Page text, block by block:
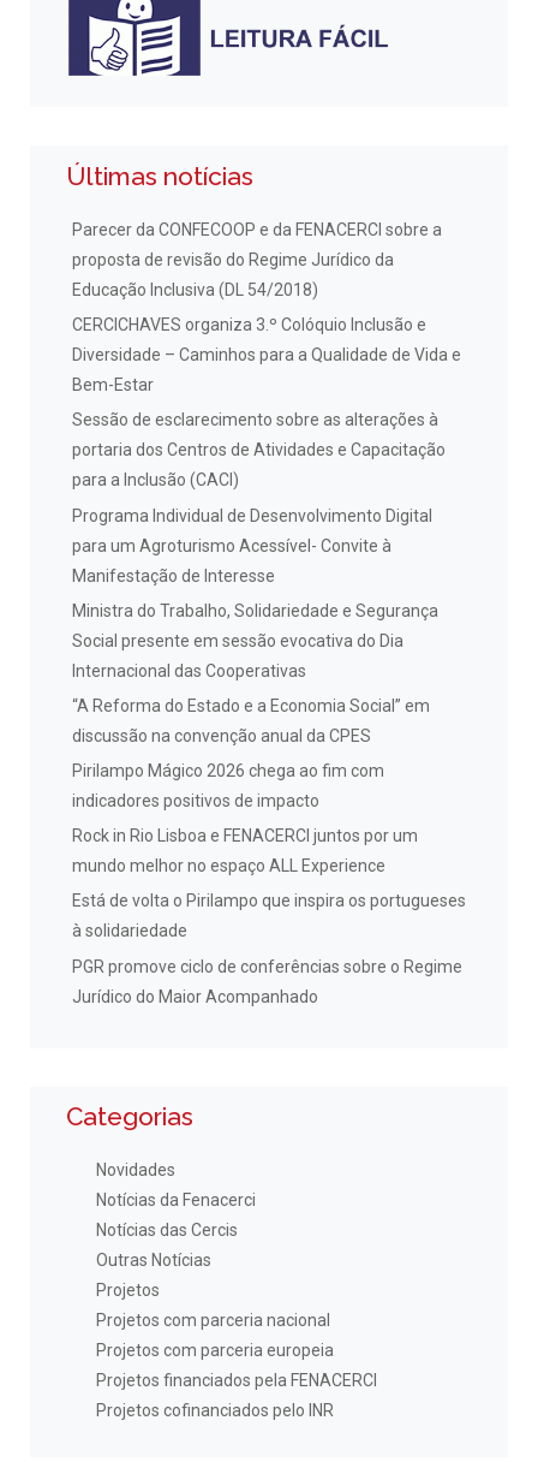
Últimas notícias
Parecer da CONFECOOP e da FENACERCI sobre a
proposta de revisão do Regime Jurídico da
Educação Inclusiva (DL 54/2018)
CERCICHAVES organiza 3.º Colóquio Inclusão e
Diversidade – Caminhos para a Qualidade de Vida e
Bem-Estar
Sessão de esclarecimento sobre as alterações à
portaria dos Centros de Atividades e Capacitação
para a Inclusão (CACI)
Programa Individual de Desenvolvimento Digital
para um Agroturismo Acessível- Convite à
Manifestação de Interesse
Ministra do Trabalho, Solidariedade e Segurança
Social presente em sessão evocativa do Dia
Internacional das Cooperativas
“A Reforma do Estado e a Economia Social” em
discussão na convenção anual da CPES
Pirilampo Mágico 2026 chega ao fim com
indicadores positivos de impacto
Rock in Rio Lisboa e FENACERCI juntos por um
mundo melhor no espaço ALL Experience
Está de volta o Pirilampo que inspira os portugueses
à solidariedade
PGR promove ciclo de conferências sobre o Regime
Jurídico do Maior Acompanhado
Categorias
Novidades
Notícias da Fenacerci
Notícias das Cercis
Outras Notícias
Projetos
Projetos com parceria nacional
Projetos com parceria europeia
Projetos financiados pela FENACERCI
Projetos cofinanciados pelo INR